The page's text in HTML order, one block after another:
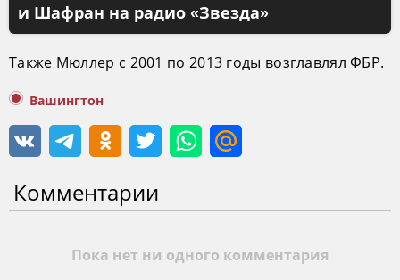
и Шафран на радио «Звезда»
Также Мюллер с 2001 по 2013 годы возглавлял ФБР.
Вашингтон
Комментарии
Пока нет ни одного комментария